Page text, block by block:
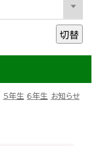
切替
５年生 ６年生 お知らせ